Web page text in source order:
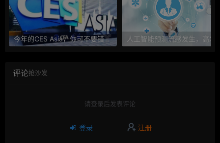
今年的CES Asia，你可不要错过这些自动驾驶看点
评论抢沙发
请登录后发表评论
登录 注册